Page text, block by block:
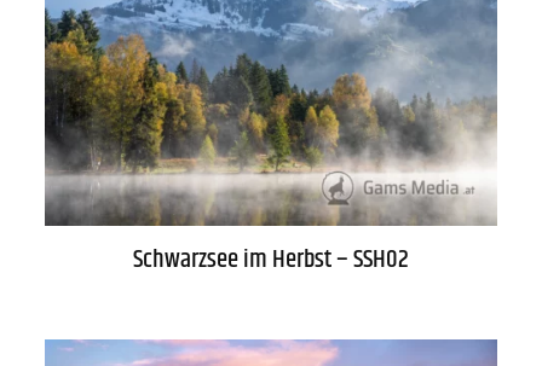
AGB Lieferung
Schwarzsee im Herbst – SSH02